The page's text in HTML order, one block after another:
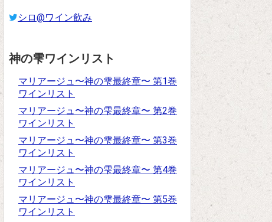
シロ@ワイン飲み
神の雫ワインリスト
マリアージュ〜神の雫最終章〜 第1巻
ワインリスト
マリアージュ〜神の雫最終章〜 第2巻
ワインリスト
マリアージュ〜神の雫最終章〜 第3巻
ワインリスト
マリアージュ〜神の雫最終章〜 第4巻
ワインリスト
マリアージュ〜神の雫最終章〜 第5巻
ワインリスト